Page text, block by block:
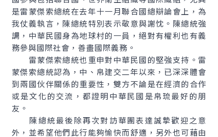
是雷蒙傑索總統在去年十一月聯合國總辯論會上，為
我仗義執言，陳總統特別表示敬意與謝忱。陳總統強
調，中華民國身為地球村的一員，絕對有權利也有義
務參與國際社會，善盡國際義務。
雷蒙傑索總統也重申對中華民國的堅強支持。雷
蒙傑索總統認為，中、帛建交二年以來，已深深體會
到兩國伙伴關係的重要性，雙方不論是在經濟的合作
或是文化的交流，都證明中華民國是帛琉最好的朋
友。
陳總統最後除再次對訪華團表達誠摯歡迎之意
外，並希望他們此行能夠愉快而舒適，另外也可藉由